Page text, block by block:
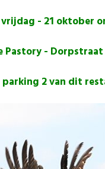
- 21 oktober
Pastory - Dorpstraat
parking 2 van dit